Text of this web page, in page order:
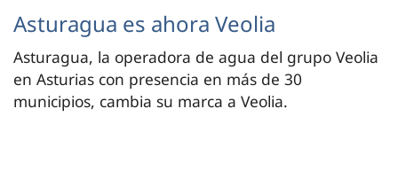
Asturagua es ahora Veolia
Asturagua, la operadora de agua del grupo Veolia
en Asturias con presencia en más de 30
municipios, cambia su marca a Veolia.